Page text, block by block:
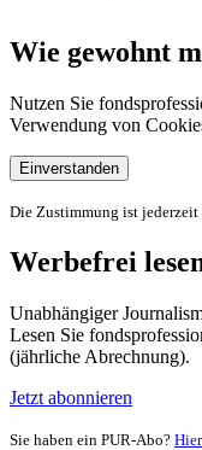
Wie gewohnt
Nutzen Sie
Verwendung von
Einverstanden
Die Zustimmung ist jederzeit
Werbefrei
Unabhängiger
Lesen Sie
(jährliche Abrechnung).
Jetzt abonnieren
Sie haben ein PUR-Abo?